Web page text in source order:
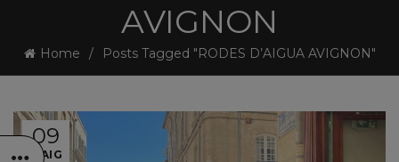
AVIGNON
Home Posts Tagged "RODES D’AIGUA AVIGNON"
09
MAIG